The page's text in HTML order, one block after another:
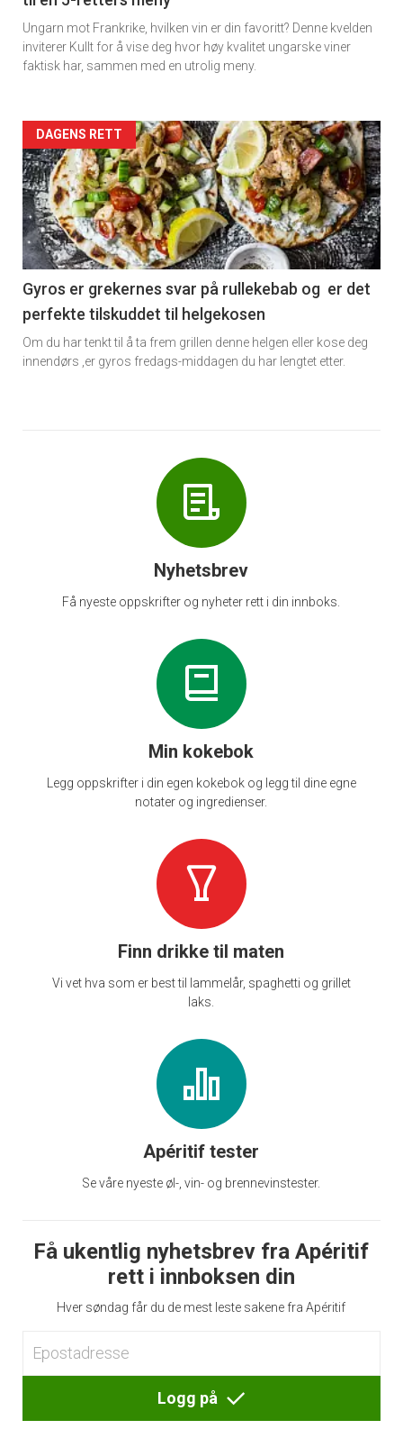
Ungarn mot Frankrike, hvilken vin er din favoritt? Denne kvelden
inviterer Kullt for å vise deg hvor høy kvalitet ungarske viner
faktisk har, sammen med en utrolig meny.
Forsiden
akkurat
nå
-
6
DAGENS RETT
Gyros er grekernes svar på rullekebab og er det
perfekte tilskuddet til helgekosen
Om du har tenkt til å ta frem grillen denne helgen eller kose deg
innendørs ,er gyros fredags-middagen du har lengtet etter.
Nyhetsbrev
Få nyeste oppskrifter og nyheter rett i din innboks.
Min kokebok
Legg oppskrifter i din egen kokebok og legg til dine egne
notater og ingredienser.
Finn drikke til maten
Vi vet hva som er best til lammelår, spaghetti og grillet
laks.
Apéritif tester
Se våre nyeste øl-, vin- og brennevinstester.
Få ukentlig nyhetsbrev fra Apéritif
rett i innboksen din
Hver søndag får du de mest leste sakene fra Apéritif
Logg på